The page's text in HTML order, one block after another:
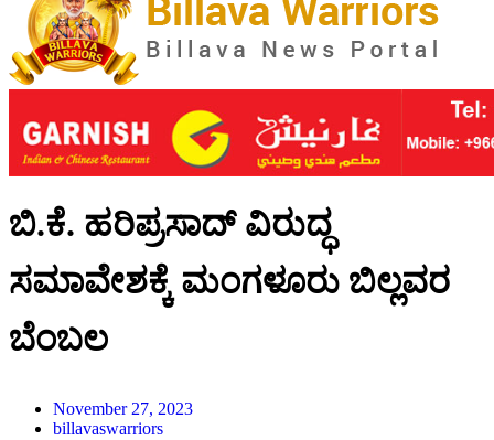
ಬಿ.ಕೆ. ಹರಿಪ್ರಸಾದ್ ವಿರುದ್ಧ
ಸಮಾವೇಶಕ್ಕೆ ಮಂಗಳೂರು ಬಿಲ್ಲವರ
ಬೆಂಬಲ
November 27, 2023
billavaswarriors